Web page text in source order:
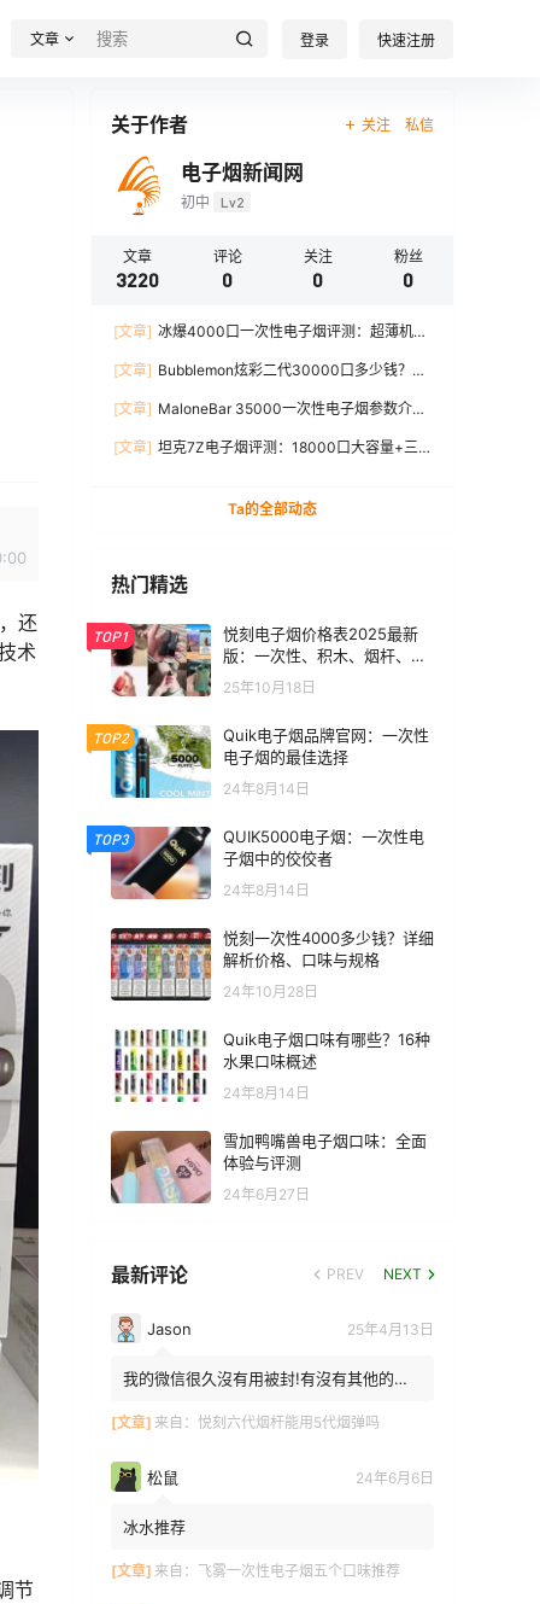
文章 登录 快速注册
还
术
节
关于作者 关注 私信
电子烟新闻网
初中 Lv2
文章
3220
评论
0
关注
0
粉丝
0
[文章] 冰爆4000口一次性电子烟评测：超薄机
[文章] Bubblemon炫彩二代30000口多少钱？最
[文章] MaloneBar 35000一次性电子烟参数介
[文章] 坦克7Z电子烟评测：18000口大容量+三
Ta的全部动态
热门精选
TOP1
悦刻电子烟价格表2025最新
版：一次性、积木、烟杆、烟
弹全价位汇总
25年10月18日
TOP2
Quik电子烟品牌官网：一次性
电子烟的最佳选择
24年8月14日
TOP3
QUIK5000电子烟：一次性电
子烟中的佼佼者
24年8月14日
悦刻一次性4000多少钱？详细
解析价格、口味与规格
24年10月28日
Quik电子烟口味有哪些？16种
水果口味概述
24年8月14日
雪加鸭嘴兽电子烟口味：全面
体验与评测
24年6月27日
最新评论 PREV NEXT
Jason 25年4月13日
我的微信很久沒有用被封!有沒有其他的方
[文章] 来自： 悦刻六代烟杆能用5代烟弹吗
松鼠 24年6月6日
冰水推荐
[文章] 来自： 飞雾一次性电子烟五个口味推荐